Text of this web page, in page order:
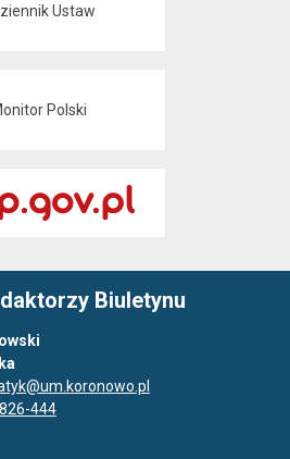
Ustaw
Polski
Biuletynu
444